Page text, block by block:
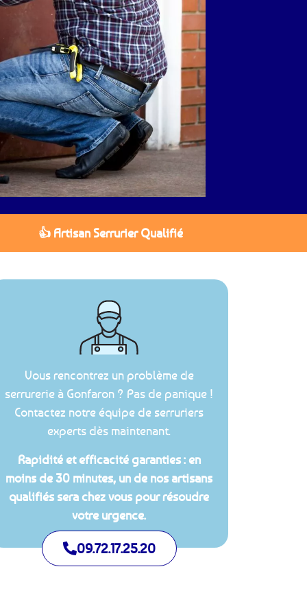
👍 Artisan Serrurier Qualifié
Vous rencontrez un problème de
serrurerie à Gonfaron ? Pas de panique !
Contactez notre équipe de serruriers
experts dès maintenant.
Rapidité et efficacité garanties : en
moins de 30 minutes, un de nos artisans
qualifiés sera chez vous pour résoudre
votre urgence.
09.72.17.25.20